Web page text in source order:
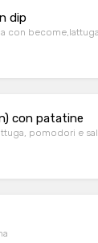
dip
con
con patatine
pomodori e